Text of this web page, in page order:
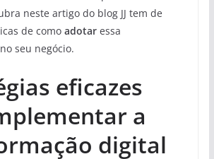
neste artigo do blog JJ tem de
de como adotaressa
seu negócio.
eficazes
a
digital